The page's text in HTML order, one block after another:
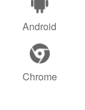
Android
Chrome